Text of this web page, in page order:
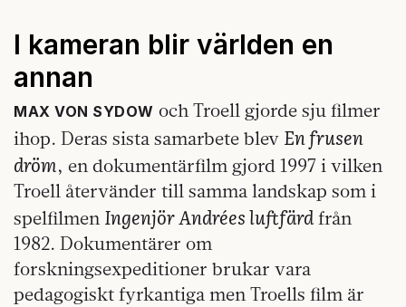
I kameran blir världen en
annan
MAX VON SYDOW och Troell gjorde sju filmer
ihop. Deras sista samarbete blev En frusen
dröm, en dokumentärfilm gjord 1997 i vilken
Troell återvänder till samma landskap som i
spelfilmen Ingenjör Andrées luftfärdfrån
1982. Dokumentärer om
forskningsexpeditioner brukar vara
pedagogiskt fyrkantiga men Troells film är